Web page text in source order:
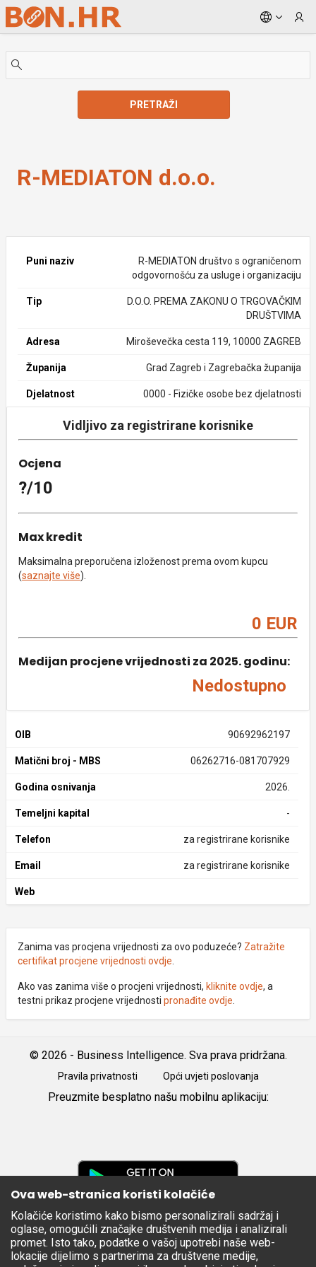
Skip to Main Content
PRETRAŽI
R-MEDIATON d.o.o.
Puni naziv
R-MEDIATON društvo s ograničenom
odgovornošću za usluge i organizaciju
Tip
D.O.O. PREMA ZAKONU O TRGOVAČKIM
DRUŠTVIMA
Adresa Miroševečka cesta 119, 10000 ZAGREB
Županija Grad Zagreb i Zagrebačka županija
Djelatnost 0000 - Fizičke osobe bez djelatnosti
Vidljivo za registrirane korisnike
Ocjena
?/10
Max kredit
Maksimalna preporučena izloženost prema ovom kupcu
(saznajte više).
0 EUR
Medijan procjene vrijednosti za 2025. godinu:
Nedostupno
OIB 90692962197
Matični broj - MBS 06262716-081707929
Godina osnivanja 2026.
Temeljni kapital -
Telefon za registrirane korisnike
Email za registrirane korisnike
Web
Zanima vas procjena vrijednosti za ovo poduzeće? Zatražite
certifikat procjene vrijednosti ovdje
Ako vas zanima više o procjeni vrijednosti, kliknite ovdje, a
testni prikaz procjene vrijednosti pronađite ovdje
© 2026 - Business Intelligence. Sva prava pridržana.
Pravila privatnosti Opći uvjeti poslovanja
Preuzmite besplatno našu mobilnu aplikaciju:
Apple
Store
Ova web-stranica koristi kolačiće
Kolačiće koristimo kako bismo personalizirali sadržaj i
oglase, omogućili značajke društvenih medija i analizirali
promet. Isto tako, podatke o vašoj upotrebi naše web-
lokacije dijelimo s partnerima za društvene medije,